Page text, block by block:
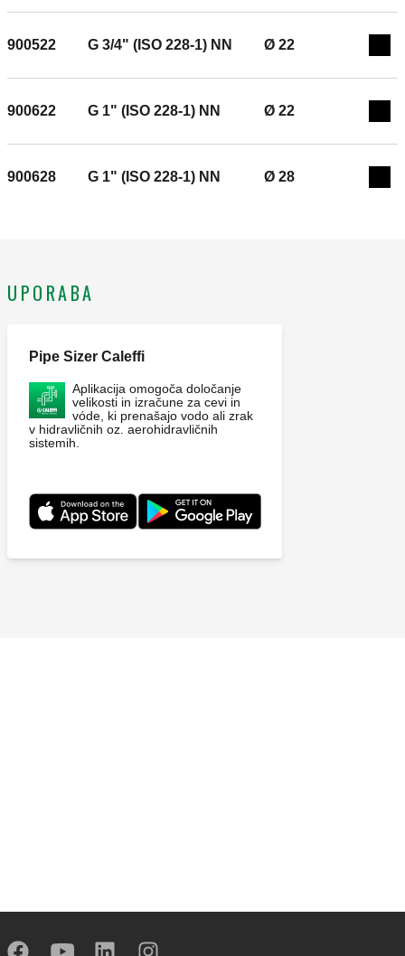
900522 G 3/4" (ISO 228-1) NN Ø 22
900622 G 1" (ISO 228-1) NN Ø 22
900628 G 1" (ISO 228-1) NN Ø 28
UPORABA
Pipe Sizer Caleffi
Aplikacija omogoča določanje
velikosti in izračune za cevi in
vóde, ki prenašajo vodo ali zrak
v hidravličnih oz. aerohidravličnih
sistemih.